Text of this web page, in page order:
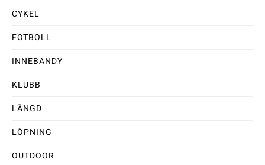
CYKEL
FOTBOLL
INNEBANDY
KLUBB
LÄNGD
LÖPNING
OUTDOOR